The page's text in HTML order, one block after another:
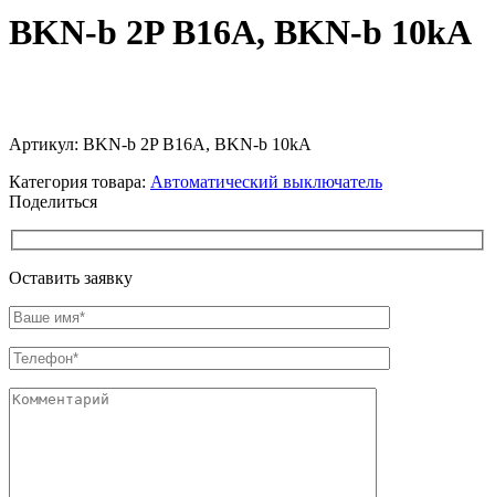
BKN-b 2P B16A, BKN-b 10kA
Артикул: BKN-b 2P B16A, BKN-b 10kA
Категория товара: Автоматический выключатель
Поделиться
Оставить заявку